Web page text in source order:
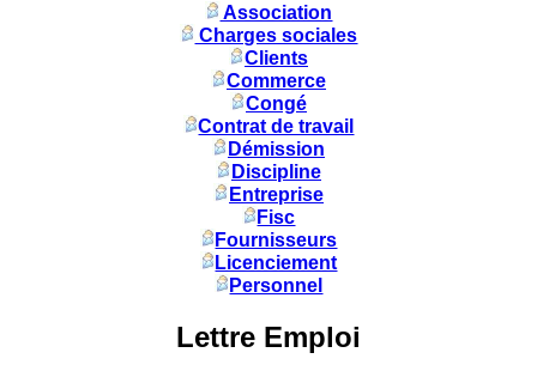
Association
Charges sociales
Clients
Commerce
Congé
Contrat de travail
Démission
Discipline
Entreprise
Fisc
Fournisseurs
Licenciement
Personnel
Lettre Emploi